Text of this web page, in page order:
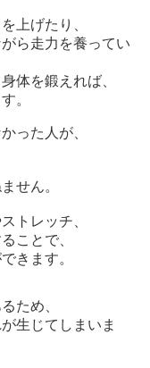
上げたり、
ら走力を養ってい
体を鍛えれば、
。
った人が、
せん。
トレッチ、
ことで、
きます。
ため、
生じてしまいま